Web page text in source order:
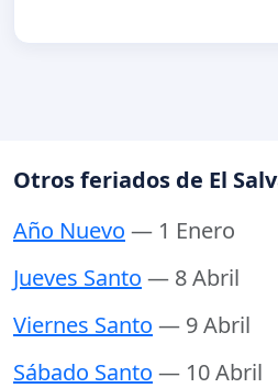
Otros feriados de El
Año Nuevo — 1 Enero
Jueves Santo — 8 Abril
Viernes Santo — 9 Abril
Sábado Santo — 10 Abril